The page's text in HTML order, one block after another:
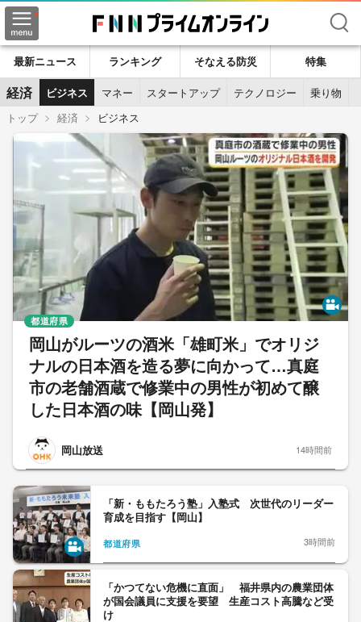
検索
最新ニュース ランキング そなえる防災 特集
経済 ビジネス マネー スタートアップ テクノロジー
乗り物
トップ
経済 ビジネス
岡山がルーツの酒米「雄町米」でオリジ
ナルの日本酒を造る夢に向かって…真庭
市の老舗酒蔵で修業中の男性が初めて醸
した日本酒の味【岡山発】
岡山放送
都道府県
14時間前
「新・ももたろう塾」入塾式 次世代のリーダー
育成を目指す【岡山】
都道府県 3時間前
「かつてない危機に直面」 福井県内の農業団体
が国会議員に支援を要望 生産コスト高騰など受
け